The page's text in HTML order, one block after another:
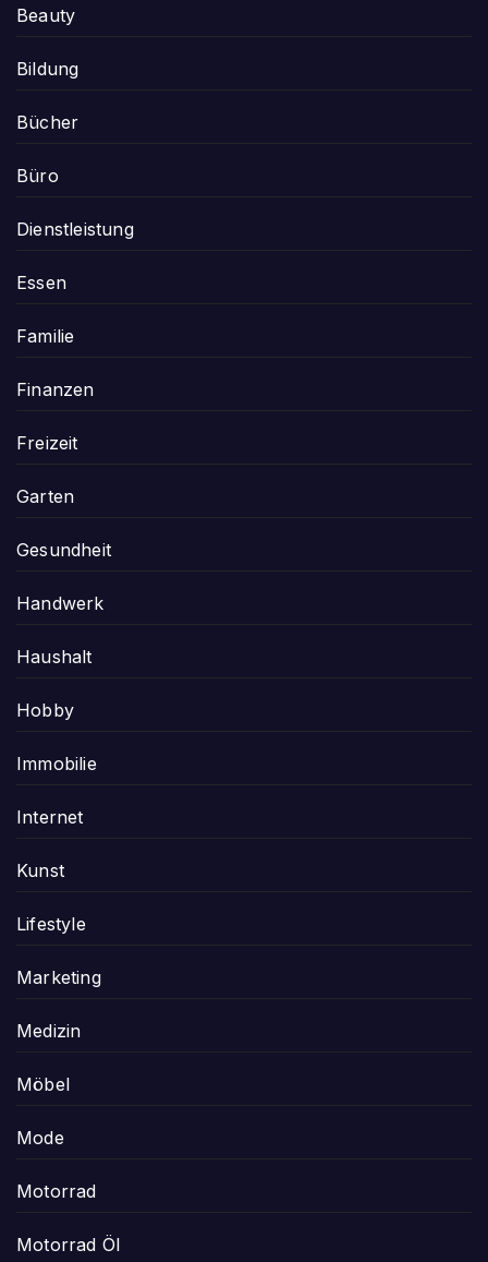
Beauty
Bildung
Bücher
Büro
Dienstleistung
Essen
Familie
Finanzen
Freizeit
Garten
Gesundheit
Handwerk
Haushalt
Hobby
Immobilie
Internet
Kunst
Lifestyle
Marketing
Medizin
Möbel
Mode
Motorrad
Motorrad Öl